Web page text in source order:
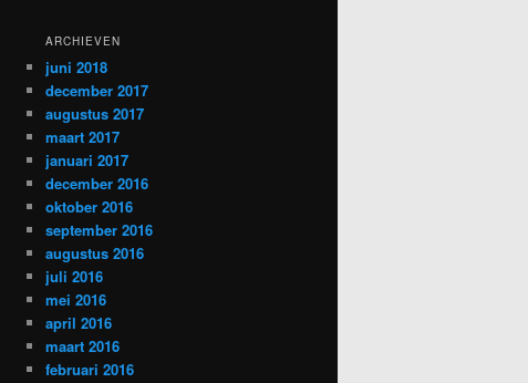
ARCHIEVEN
juni 2018
december 2017
augustus 2017
maart 2017
januari 2017
december 2016
oktober 2016
september 2016
augustus 2016
juli 2016
mei 2016
april 2016
maart 2016
februari 2016